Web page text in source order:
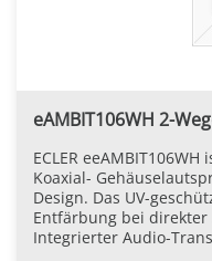
eAMBIT106WH 2-
ECLER
Koaxial-
Design. Das UV-
Entfärbung bei
Integrierter Audio-